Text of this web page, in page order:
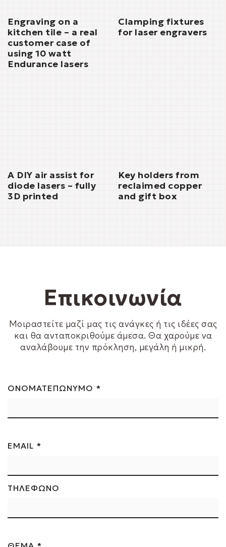
Engraving on a
kitchen tile – a real
customer case of
using 10 watt
Endurance lasers
Clamping fixtures
for laser engravers
A DIY air assist for
diode lasers – fully
3D printed
Key holders from
reclaimed copper
and gift box
Επικοινωνία
Μοιραστείτε μαζί μας τις ανάγκες ή τις ιδέες σας
και θα ανταποκριθούμε άμεσα. Θα χαρούμε να
αναλάβουμε την πρόκληση, μεγάλη ή μικρή.
ΟΝΟΜΑΤΕΠΩΝΥΜΟ *
EMAIL *
ΤΗΛΕΦΩΝΟ